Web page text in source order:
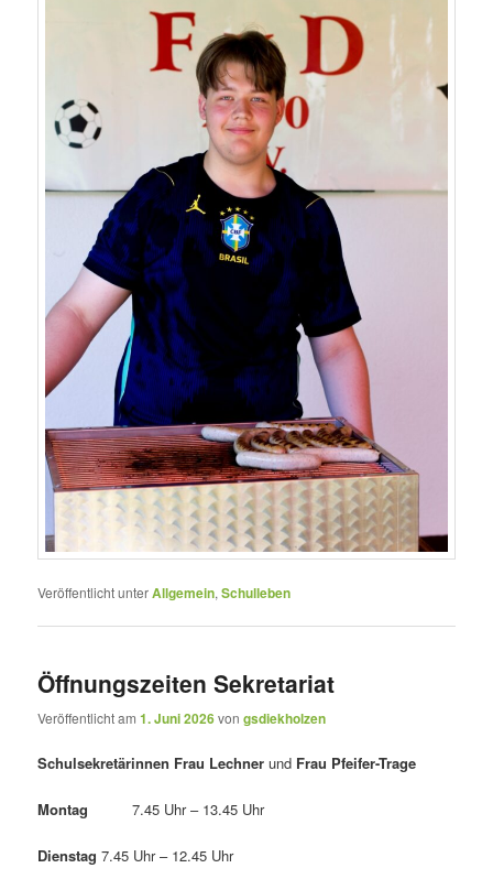
Veröffentlicht unterAllgemein,Schulleben
Öffnungszeiten Sekretariat
Veröffentlicht am1. Juni 2026vongsdiekholzen
Schulsekretärinnen Frau Lechner und Frau Pfeifer-Trage
Montag 7.45 Uhr – 13.45 Uhr
Dienstag 7.45 Uhr – 12.45 Uhr